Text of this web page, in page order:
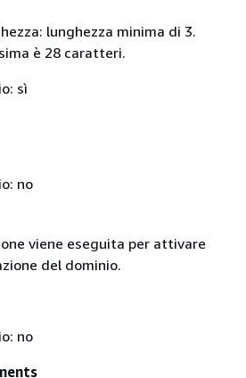
lunghezza minima di 3.
è 28 caratteri.
sì
no
viene eseguita per attivare
del dominio.
no